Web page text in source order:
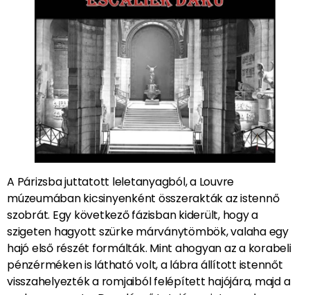
A Párizsba juttatott leletanyagból, a Louvre
múzeumában kicsinyenként összerakták az istennő
szobrát. Egy következő fázisban kiderült, hogy a
szigeten hagyott szürke márványtömbök, valaha egy
hajó első részét formálták. Mint ahogyan az a korabeli
pénzérméken is látható volt, a lábra állított istennőt
visszahelyezték a romjaiból felépített hajójára, majd a